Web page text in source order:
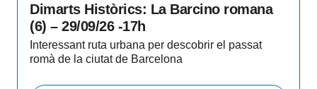
Dimarts Històrics: La Barcino romana
(6) – 29/09/26 -17h
Interessant ruta urbana per descobrir el passat
romà de la ciutat de Barcelona